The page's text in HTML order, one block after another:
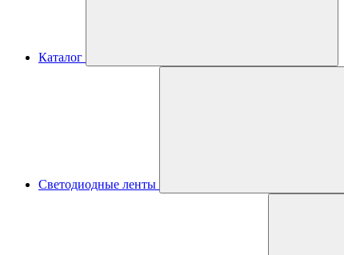
Каталог
Светодиодные ленты